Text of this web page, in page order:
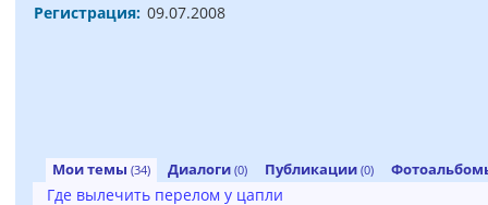
Регистрация: 09.07.2008
Мои темы (34) Диалоги (0) Публикации (0)
Где вылечить перелом у цапли